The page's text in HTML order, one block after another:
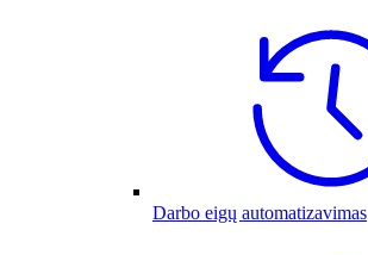
Darbo eigų automatizavimas